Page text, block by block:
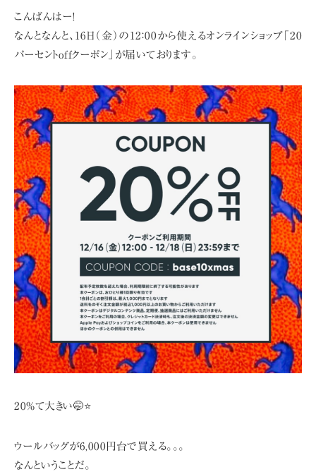
こんばんはー!
なんとなんと、16日（金）の12：00から使えるオンラインショップ「20
パーセントoffクーポン」が届いております。
20%て大きい🤭⭐️
ウールバッグが6,000円台で買える。。。
なんということだ。